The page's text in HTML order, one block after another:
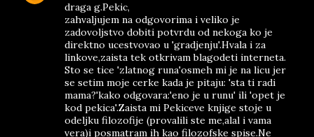
draga g.Pekic,
zahvaljujem na odgovorima i veliko je
zadovoljstvo dobiti potvrdu od nekoga ko je
direktno ucestvovao u 'gradjenju'.Hvala i za
linkove,zaista tek otkrivam blagodeti interneta.
Sto se tice 'zlatnog runa'osmeh mi je na licu jer
se setim moje cerke kada je pitaju: 'sta ti radi
mama?'kako odgovara:'eno je u runu' ili 'opet je
kod pekica'.Zaista mi Pekiceve knjige stoje u
odeljku filozofije (provalili ste me,alal i vama
vera)i posmatram ih kao filozofske spise.Ne